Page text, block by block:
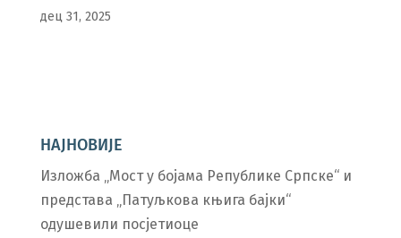
дец 31, 2025
НАЈНОВИЈЕ
Изложба „Мост у бојама Републике Српске“ и
представа „Патуљкова књига бајки“
одушевили посјетиоце